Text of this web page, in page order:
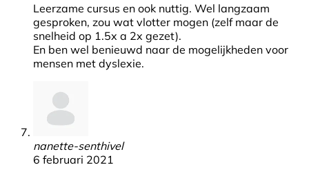
Leerzame cursus en ook nuttig. Wel langzaam
gesproken, zou wat vlotter mogen (zelf maar de
snelheid op 1.5x a 2x gezet).
En ben wel benieuwd naar de mogelijkheden voor
mensen met dyslexie.
nanette-senthivel
6 februari 2021